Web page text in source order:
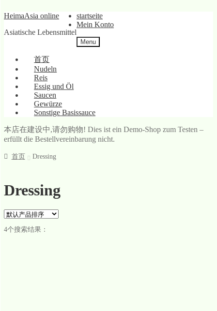
Skip
navigation
Skip
content
HeimaAsia online
Asiatische Lebensmittel
startseite
Mein Konto
Menu
首页
Nudeln
Reis
Essig und Öl
Saucen
Gewürze
Sonstige Basissauce
本店在建设中,请勿购物! Dies ist ein Demo-Shop zum Testen –
erfüllt die Bestellvereinbarung nicht.
首页 Dressing
Dressing
4个搜索结果：